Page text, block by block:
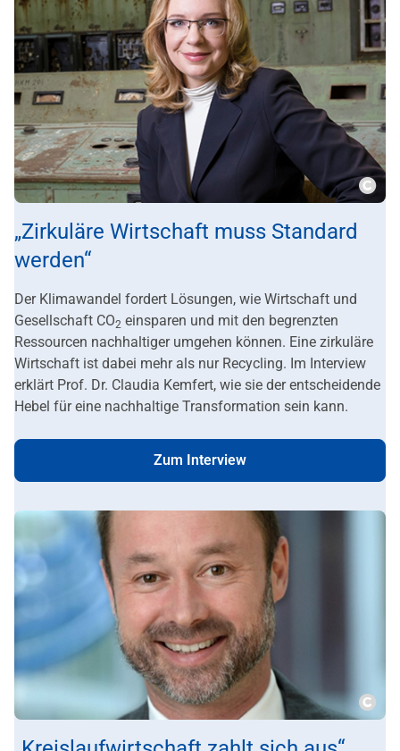
„Zirkuläre Wirtschaft muss Standard
werden“
Der Klimawandel fordert Lösungen, wie Wirtschaft und
Gesellschaft CO2 einsparen und mit den begrenzten
Ressourcen nachhaltiger umgehen können. Eine zirkuläre
Wirtschaft ist dabei mehr als nur Recycling. Im Interview
erklärt Prof. Dr. Claudia Kemfert, wie sie der entscheidende
Hebel für eine nachhaltige Transformation sein kann.
Zum Interview